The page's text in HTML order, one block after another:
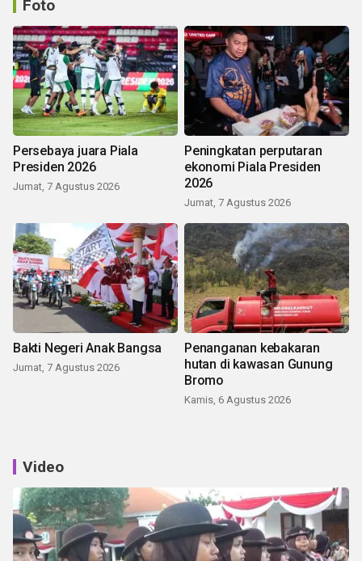
Foto
Persebaya juara Piala
Presiden 2026
Jumat, 7 Agustus 2026
Peningkatan perputaran
ekonomi Piala Presiden
2026
Jumat, 7 Agustus 2026
Bakti Negeri Anak Bangsa
Jumat, 7 Agustus 2026
Penanganan kebakaran
hutan di kawasan Gunung
Bromo
Kamis, 6 Agustus 2026
Video